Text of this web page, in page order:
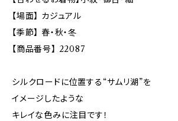
【場面】 カジュアル
【季節】 春・秋・冬
【商品番号】 22087
シルクロードに位置する“サムリ湖”を
イメージしたような
キレイな色みに注目です！